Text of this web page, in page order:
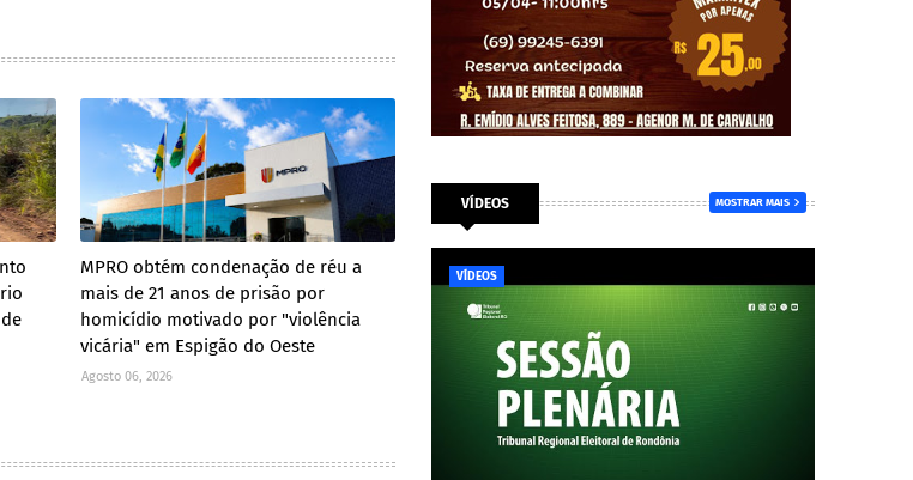
MPRO obtém condenação de réu a
mais de 21 anos de prisão por
homicídio motivado por "violência
vicária" em Espigão do Oeste
Agosto 06, 2026
VÍDEOS MOSTRAR MAIS
VÍDEOS